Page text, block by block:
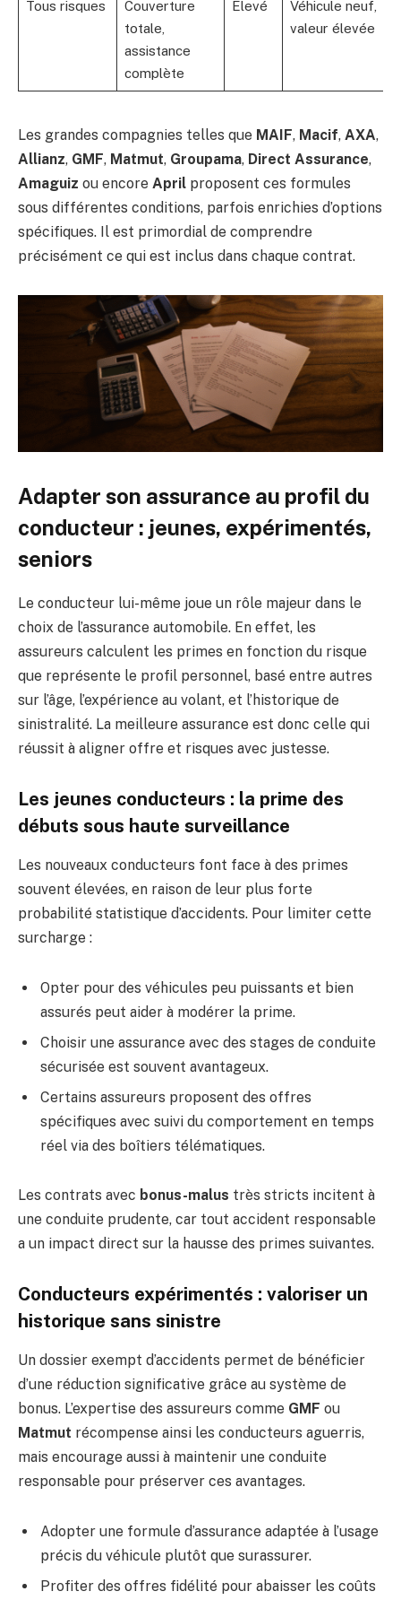
Tous risques
Couverture
totale,
assistance
complète
Élevé
Véhicule neuf,
valeur élevée
Les grandes compagnies telles que MAIF, Macif, AXA,
Allianz, GMF, Matmut, Groupama, Direct Assurance,
Amaguiz ou encore April proposent ces formules
sous différentes conditions, parfois enrichies d’options
spécifiques. Il est primordial de comprendre
précisément ce qui est inclus dans chaque contrat.
Adapter son assurance au profil du
conducteur : jeunes, expérimentés,
seniors
Le conducteur lui-même joue un rôle majeur dans le
choix de l’assurance automobile. En effet, les
assureurs calculent les primes en fonction du risque
que représente le profil personnel, basé entre autres
sur l’âge, l’expérience au volant, et l’historique de
sinistralité. La meilleure assurance est donc celle qui
réussit à aligner offre et risques avec justesse.
Les jeunes conducteurs : la prime des
débuts sous haute surveillance
Les nouveaux conducteurs font face à des primes
souvent élevées, en raison de leur plus forte
probabilité statistique d’accidents. Pour limiter cette
surcharge :
Opter pour des véhicules peu puissants et bien
assurés peut aider à modérer la prime.
Choisir une assurance avec des stages de conduite
sécurisée est souvent avantageux.
Certains assureurs proposent des offres
spécifiques avec suivi du comportement en temps
réel via des boîtiers télématiques.
Les contrats avec bonus-malus très stricts incitent à
une conduite prudente, car tout accident responsable
a un impact direct sur la hausse des primes suivantes.
Conducteurs expérimentés : valoriser un
historique sans sinistre
Un dossier exempt d’accidents permet de bénéficier
d’une réduction significative grâce au système de
bonus. L’expertise des assureurs comme GMF ou
Matmut récompense ainsi les conducteurs aguerris,
mais encourage aussi à maintenir une conduite
responsable pour préserver ces avantages.
Adopter une formule d’assurance adaptée à l’usage
précis du véhicule plutôt que surassurer.
Profiter des offres fidélité pour abaisser les coûts